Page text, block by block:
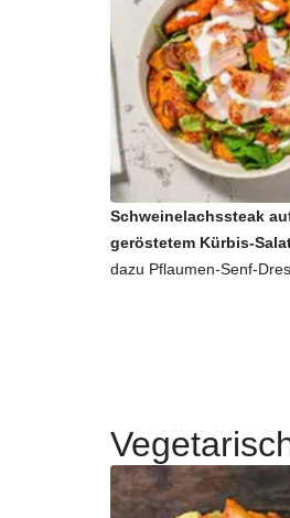
Schweinelachssteak
geröstetem Kürbis-
dazu Pflaumen-Senf-